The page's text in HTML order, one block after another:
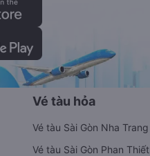
Vé tàu hỏa
Vé tàu Sài Gòn Nha Trang
Vé tàu Sài Gòn Phan Thiết